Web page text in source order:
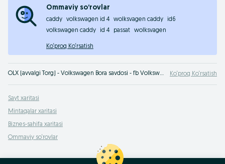
Ommaviy so‘rovlar
caddy volkswagen id 4 wolksvagen caddy
id6
volkswagen caddy
id 4 passat wolksvagen
Ko‘proq Ko‘rsatish
OLX (avvalgi Torg) - Volkswagen Bora savdosi - fb Volkswagen Bora foydali narxda xarid qilish OLX.uz O‘zbekiston e‘lonlar taxtasida. Fotosurat va tavsifli minglab takliflar siz uchun! Ko‘proq Ko‘rsatish
Sayt xaritasi
Mintaqalar xaritasi
Biznes-sahifa xaritasi
Ommaviy so‘rovlar